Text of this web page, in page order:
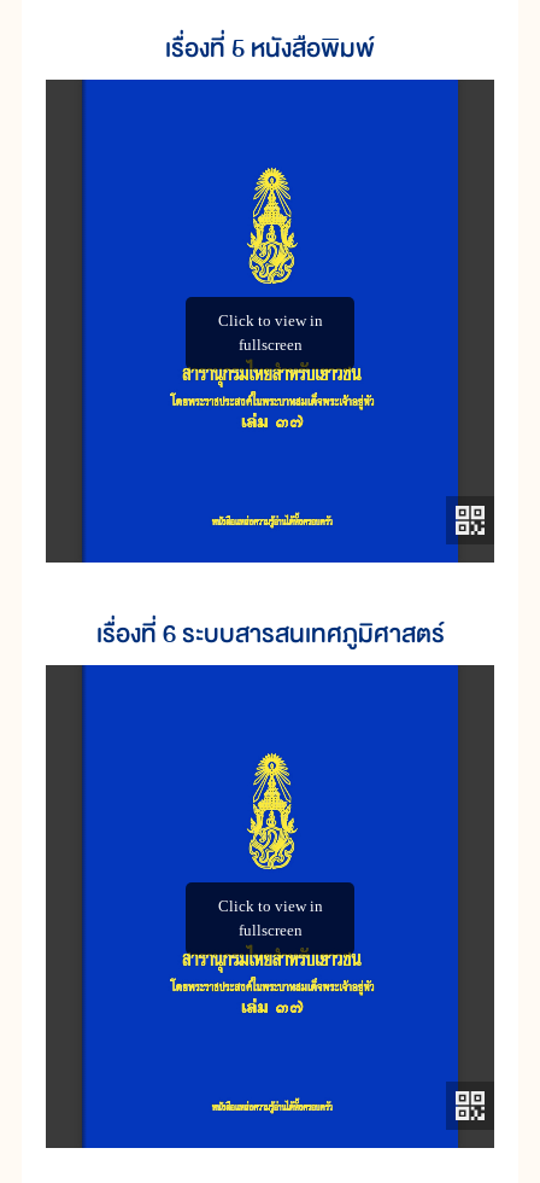
เรื่องที่ 5 หนังสือพิมพ์
เรื่องที่ 6 ระบบสารสนเทศภูมิศาสตร์